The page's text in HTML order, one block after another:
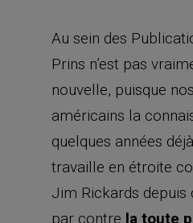
Au sein des
Prins n’est pas
nouvelle, puisque
américains la
quelques années
travaille en étroite
Jim Rickards depuis
par contre la toute